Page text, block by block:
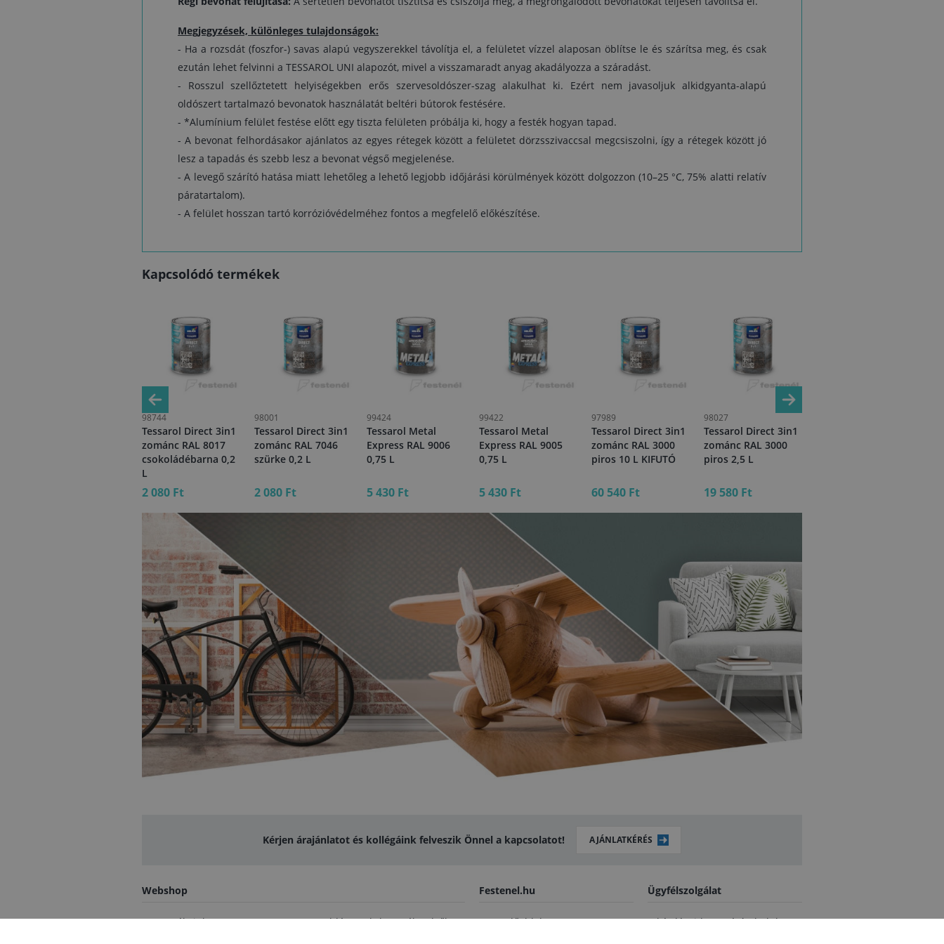
25 °C, 75% alatti relatív páratartalom).
- A felület hosszan tartó korrózióvédelméhez fontos a
megfelelő előkészítése.
Megjegyzések, különleges tulajdonságok:
- Ha a rozsdát (foszfor-) savas alapú vegyszerekkel távolítja el, a felületet vízzel alaposan öblítse le és szárítsa meg, és csak
ezután lehet felvinni a TESSAROL UNI alapozót, mivel a visszamaradt anyag akadályozza a száradást.
- Rosszul szellőztetett helyiségekben erős szervesoldószer-szag alakulhat ki. Ezért nem javasoljuk alkidgyanta-alapú
oldószert tartalmazó bevonatok használatát beltéri bútorok festésére.
- *Alumínium felület festése előtt egy tiszta felületen próbálja ki, hogy a festék hogyan tapad.
- A bevonat felhordásakor ajánlatos az egyes rétegek között a felületet dörzsszivaccsal megcsiszolni, így a rétegek között jó
lesz a tapadás és szebb lesz a bevonat végső megjelenése.
- A levegő szárító hatása miatt lehetőleg a lehető legjobb időjárási körülmények között dolgozzon (10–25 °C, 75% alatti relatív
páratartalom).
- A felület hosszan tartó korrózióvédelméhez fontos a megfelelő előkészítése.
Kapcsolódó termékek
98744
Tessarol Direct 3in1
zománc RAL 8017
csokoládébarna 0,2
L
2 080 Ft
98001
Tessarol Direct 3in1
zománc RAL 7046
szürke 0,2 L
2 080 Ft
99424
Tessarol Metal
Express RAL 9006
0,75 L
5 430 Ft
99422
Tessarol Metal
Express RAL 9005
0,75 L
5 430 Ft
97989
Tessarol Direct 3in1
zománc RAL 3000
piros 10 L KIFUTÓ
60 540 Ft
98027
Tessarol Direct 3in1
zománc RAL 3000
piros 2,5 L
19 580 Ft
Kérjen árajánlatot és kollégáink felveszik Önnel a kapcsolatot! AJÁNLATKÉRÉS
Webshop
Termékeink
Oldószerek, lemarók, edzők
Festenel.hu
Kezdőoldal
Ügyfélszolgálat
A kérdéseidre 24 órán belül